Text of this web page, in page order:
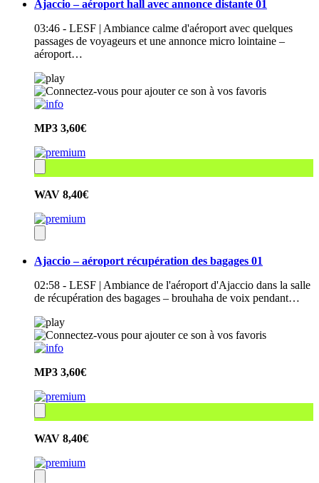
Ajaccio – aéroport hall avec annonce distante 01
03:46 - LESF | Ambiance calme d'aéroport avec quelques
passages de voyageurs et une annonce micro lointaine –
aéroport…
MP3 3,60€
WAV 8,40€
Ajaccio – aéroport récupération des bagages 01
02:58 - LESF | Ambiance de l'aéroport d'Ajaccio dans la salle
de récupération des bagages – brouhaha de voix pendant…
MP3 3,60€
WAV 8,40€